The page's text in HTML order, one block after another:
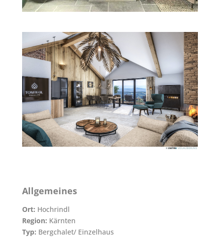
Allgemeines
Ort: Hochrindl
Region: Kärnten
Typ: Bergchalet/ Einzelhaus